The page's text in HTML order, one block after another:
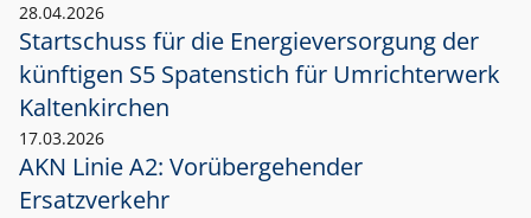
28.04.2026
Startschuss für die Energieversorgung der
künftigen S5 Spatenstich für Umrichterwerk
Kaltenkirchen
17.03.2026
AKN Linie A2: Vorübergehender
Ersatzverkehr